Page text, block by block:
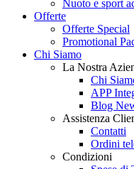
Nuoto e sport
Offerte
Offerte Special
Promotional
Chi Siamo
La Nostra
Chi
APP
Blog
Assistenza
Contatti
Ordini
Condizioni